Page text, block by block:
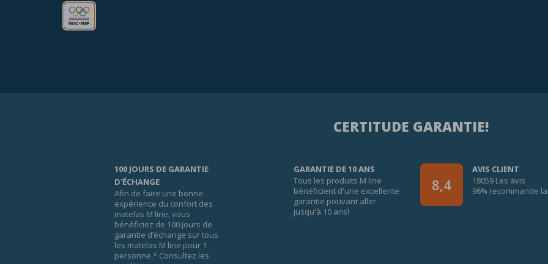
CERTITUDE GARANTIE!
100 JOURS DE GARANTIE
D'ÉCHANGE
Afin de faire une bonne
expérience du confort des
matelas M line, vous
bénéficiez de 100 jours de
garantie d’échange sur tous
les matelas M line pour 1
personne.* Consultez les
GARANTIE DE 10 ANS
Tous les produits M line
bénéficient d'une excellente
garantie pouvant aller
jusqu'à 10 ans!
8,4
AVIS CLIENT
18059 Les avis
96% recommande